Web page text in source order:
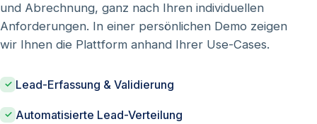
und Abrechnung, ganz nach Ihren individuellen
Anforderungen. In einer persönlichen Demo zeigen
wir Ihnen die Plattform anhand Ihrer Use-Cases.
Lead-Erfassung & Validierung
Automatisierte Lead-Verteilung